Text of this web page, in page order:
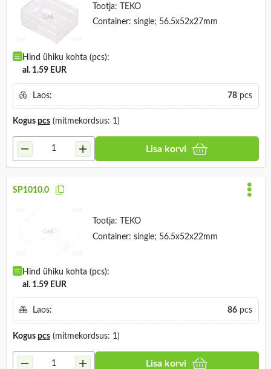
Tootja:
TEKO
Container: single; 56.5x52x27mm
Hind ühiku kohta (pcs):
al. 1.59 EUR
Laos: 78pcs
Kogus pcs(mitmekordsus: 1)
Lisa korvi
SP1010.0
Tootja:
TEKO
Container: single; 56.5x52x22mm
Hind ühiku kohta (pcs):
al. 1.59 EUR
Laos: 86pcs
Kogus pcs(mitmekordsus: 1)
Lisa korvi